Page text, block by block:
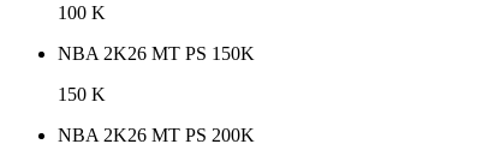
100 K
NBA 2K26 MT PS 150K
150 K
NBA 2K26 MT PS 200K